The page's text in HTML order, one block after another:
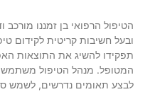
הטיפול הרפואי בן זמננו מורכב
ובעל חשיבות קריטית לקידום
תפקידו להשיג את התוצאות
המטופל. מנהל הטיפול משתמש
לבצע תאומים נדרשים, לשמש